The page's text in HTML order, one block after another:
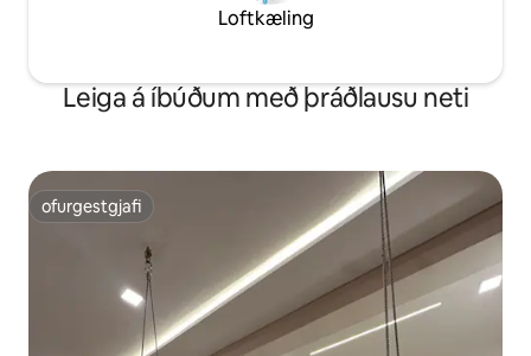
Loftkæling
Leiga á íbúðum með þráðlausu neti
ofurgestgjafi
ofurgestgjafi